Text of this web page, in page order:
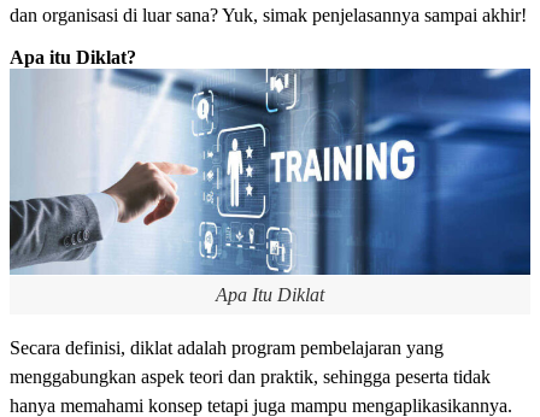
dan organisasi di luar sana? Yuk, simak penjelasannya sampai akhir!
Apa itu Diklat?
Apa Itu Diklat
Secara definisi, diklat adalah program pembelajaran yang
menggabungkan aspek teori dan praktik, sehingga peserta tidak
hanya memahami konsep tetapi juga mampu mengaplikasikannya.